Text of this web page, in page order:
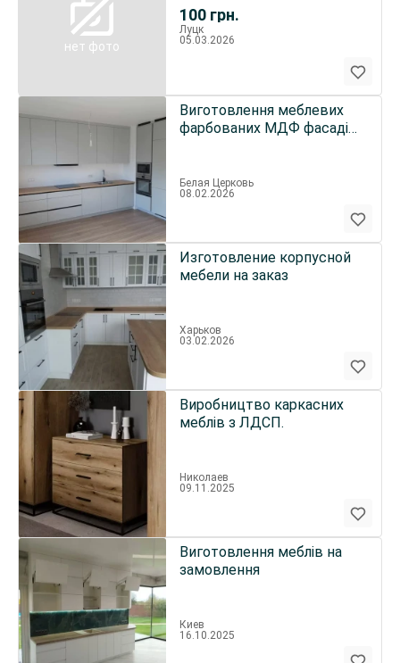
нет фото
100 грн.
Луцк
05.03.2026
Виготовлення меблевих
фарбованих МДФ фасадів,
Белая Церковь
08.02.2026
Изготовление корпусной
мебели на заказ
Харьков
03.02.2026
Виробництво каркасних
меблів з ЛДСП.
Николаев
09.11.2025
Виготовлення меблів на
замовлення
Киев
16.10.2025